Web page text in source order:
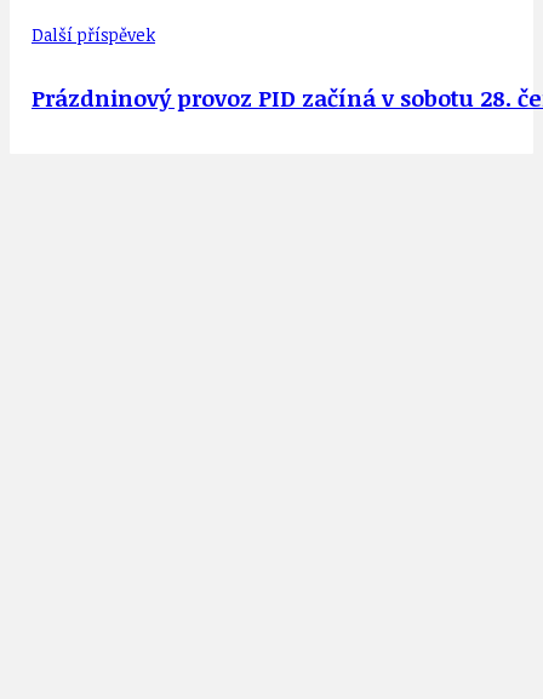
Další příspěvek
Prázdninový provoz PID začíná v sobotu 28.